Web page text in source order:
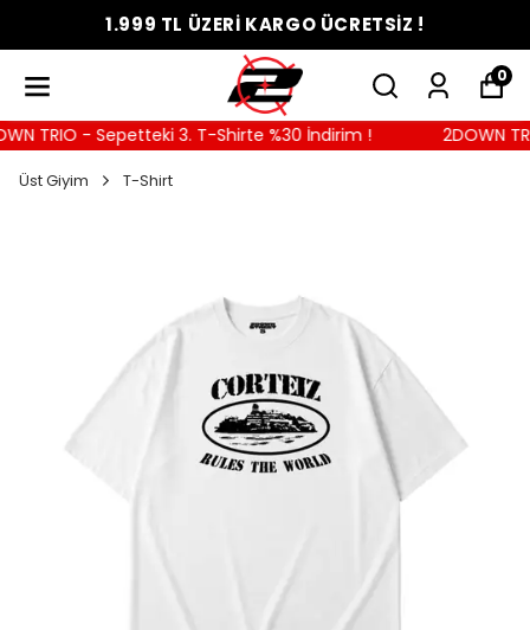
1.999 TL ÜZERİ KARGO ÜCRETSİZ !
0
TRIO - Sepetteki 3. T-Shirte %30 İndirim ! 2DOWN
Üst Giyim T-Shirt